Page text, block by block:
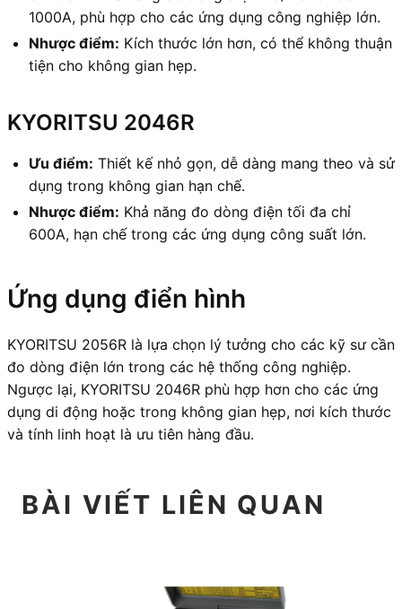
1000A, phù hợp cho các ứng dụng công nghiệp lớn.
Nhược điểm: Kích thước lớn hơn, có thể không thuận
tiện cho không gian hẹp.
KYORITSU 2046R
Ưu điểm: Thiết kế nhỏ gọn, dễ dàng mang theo và sử
dụng trong không gian hạn chế.
Nhược điểm: Khả năng đo dòng điện tối đa chỉ
600A, hạn chế trong các ứng dụng công suất lớn.
Ứng dụng điển hình
KYORITSU 2056R là lựa chọn lý tưởng cho các kỹ sư cần
đo dòng điện lớn trong các hệ thống công nghiệp.
Ngược lại, KYORITSU 2046R phù hợp hơn cho các ứng
dụng di động hoặc trong không gian hẹp, nơi kích thước
và tính linh hoạt là ưu tiên hàng đầu.
BÀI VIẾT LIÊN QUAN